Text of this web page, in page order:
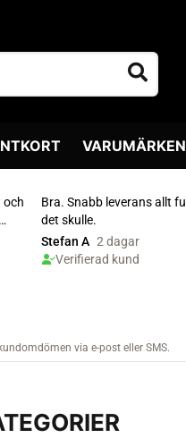
VARUMÄRKEN